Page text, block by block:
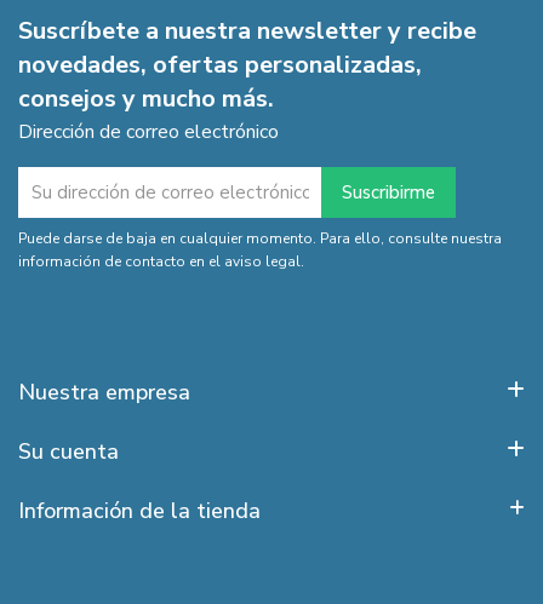
Suscríbete a nuestra newsletter y recibe
novedades, ofertas personalizadas,
consejos y mucho más.
Dirección de correo electrónico
Puede darse de baja en cualquier momento. Para ello, consulte nuestra
información de contacto en el aviso legal.
Nuestra empresa
Su cuenta
Información de la tienda